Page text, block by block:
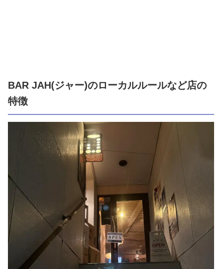
BAR JAH(ジャー)のローカルルールなど店の
特徴